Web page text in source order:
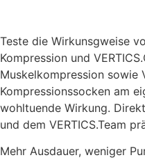
Teste die Wirkunsgweise
Kompression und
Muskelkompression sowie
Kompressionssocken am
wohltuende Wirkung.
und dem VERTICS.Team
Mehr Ausdauer, weniger